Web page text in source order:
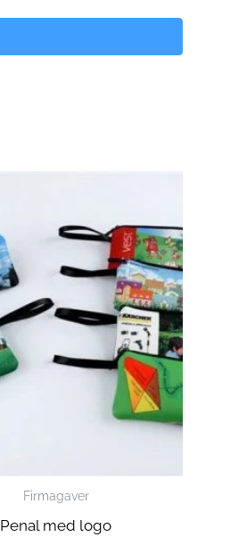
Firmagaver
Penal med logo